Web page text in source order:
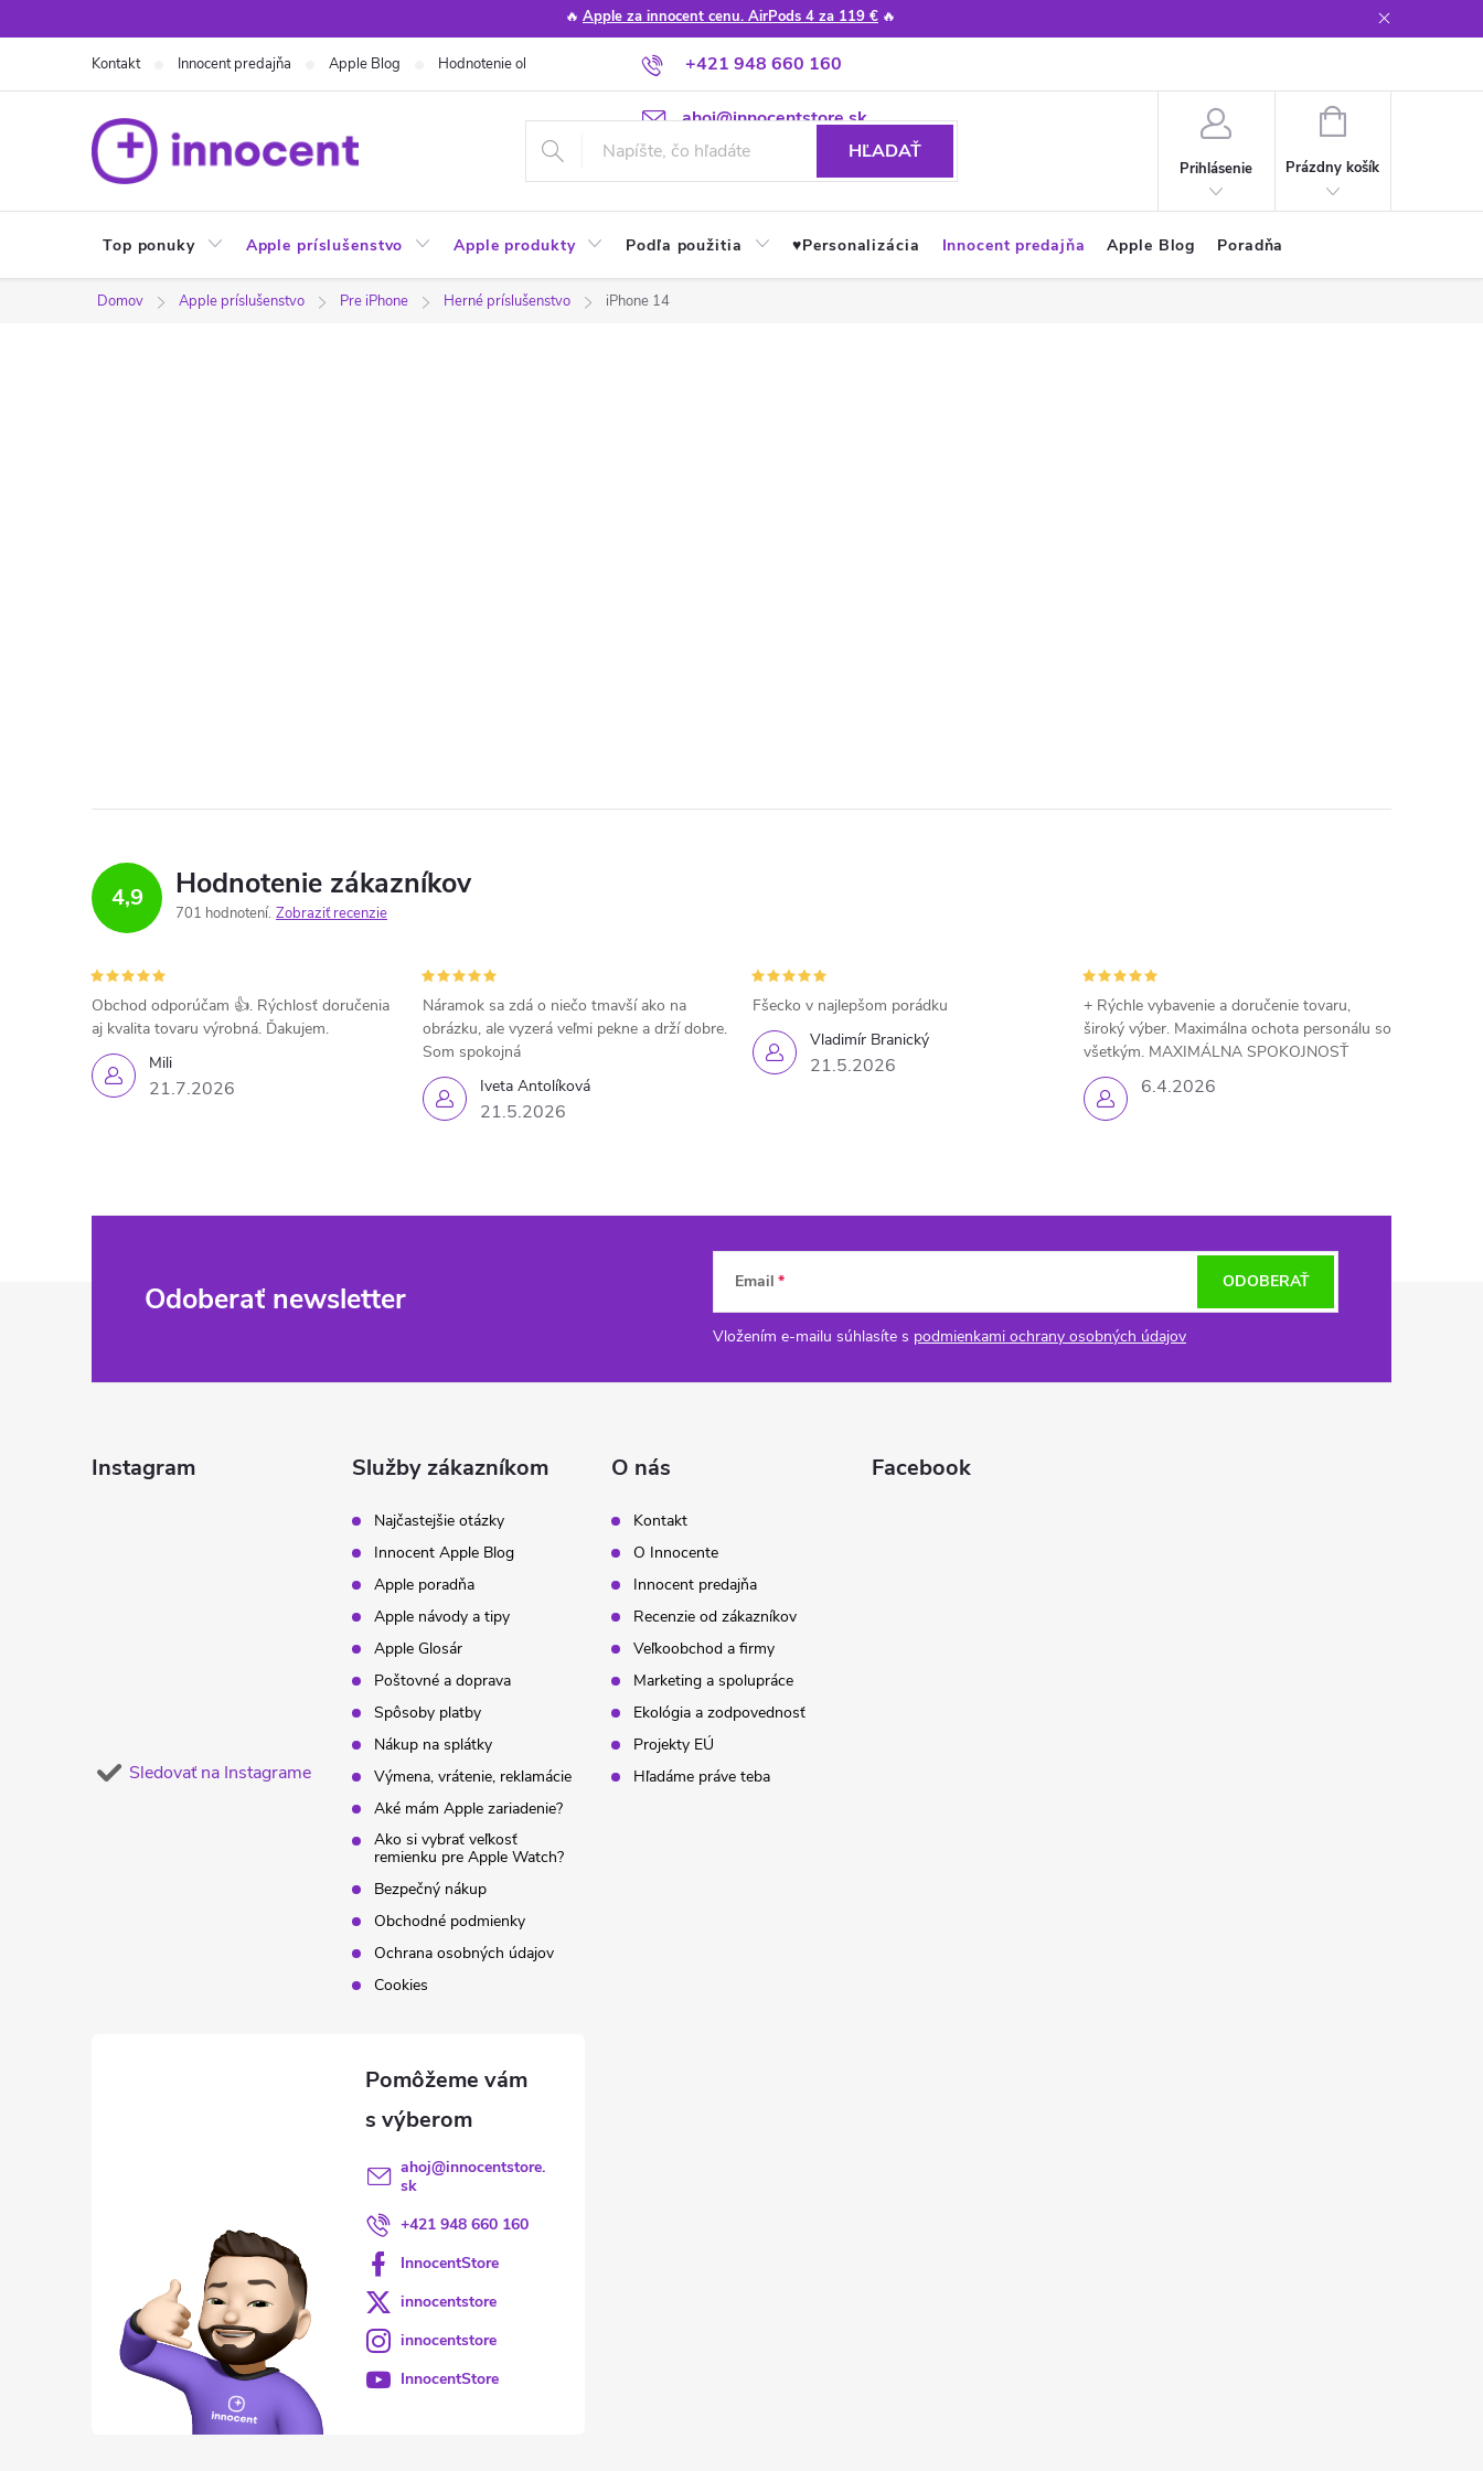
na
🔥 Apple za innocent cenu. AirPods 4 za 119 € 🔥
+421 948 660 160
ahoj@innocentstore.sk
Kontakt Innocent predajňa Apple Blog Hodnotenie obchodu Poradňa Apple návody a tipy
HĽADAŤ
Prihlásenie
NÁKUPNÝ
Prázdny košík
Top ponuky Apple príslušenstvo Apple produkty Podľa použitia ♥︎Personalizácia Innocent predajňa Apple Blog Poradňa
Domov Apple príslušenstvo Pre iPhone Herné príslušenstvo iPhone 14
4,9 Hodnotenie zákazníkov
701 hodnotení Zobraziť recenzie
Mili
21.7.2026
Obchod odporúčam 👍. Rýchlosť doručenia
aj kvalita tovaru výrobná. Ďakujem.
Iveta Antolíková
21.5.2026
Náramok sa zdá o niečo tmavší ako na
obrázku, ale vyzerá veľmi pekne a drží dobre.
Som spokojná
Vladimír Branický
21.5.2026
Fšecko v najlepšom porádku
6.4.2026
+ Rýchle vybavenie a doručenie tovaru,
široký výber. Maximálna ochota personálu so
všetkým. MAXIMÁLNA SPOKOJNOSŤ
Odoberať newsletter Email
Vložením e-mailu súhlasíte s podmienkami ochrany osobných údajov
ODOBERAŤ
Instagram
Sledovať na Instagrame
Služby zákazníkom
Najčastejšie otázky
Innocent Apple Blog
Apple poradňa
Apple návody a tipy
Apple Glosár
Poštovné a doprava
Spôsoby platby
Nákup na splátky
Výmena, vrátenie, reklamácie
Aké mám Apple zariadenie?
Ako si vybrať veľkosť
remienku pre Apple Watch?
Bezpečný nákup
Obchodné podmienky
Ochrana osobných údajov
Cookies
O nás
Kontakt
O Innocente
Innocent predajňa
Recenzie od zákazníkov
Veľkoobchod a firmy
Marketing a spolupráce
Ekológia a zodpovednosť
Projekty EÚ
Hľadáme práve teba
Facebook
ahoj@innocentstore.
sk
+421 948 660 160
InnocentStore
innocentstore
innocentstore
InnocentStore